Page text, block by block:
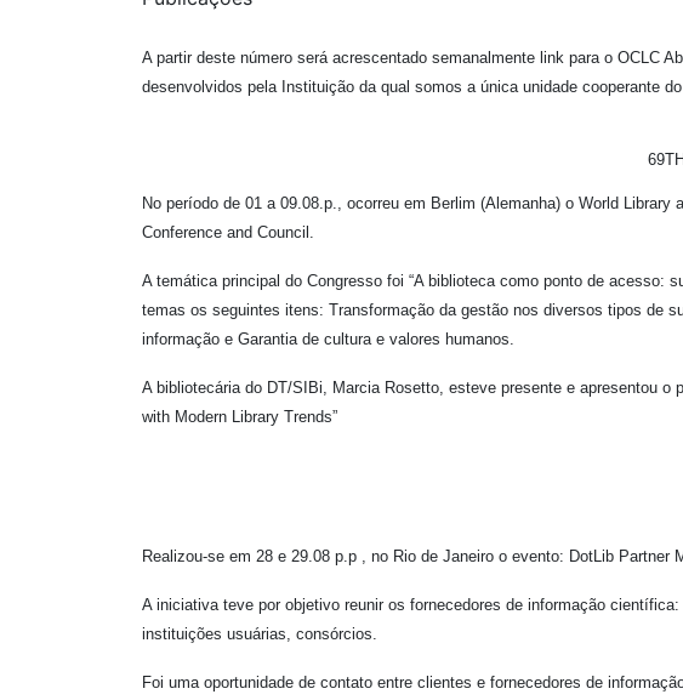
A partir deste número será acrescentado semanalmente link para o OCLC
desenvolvidos pela Instituição da qual somos a única unidade cooperante do
No período de 01 a 09.08.p., ocorreu em Berlim (Alemanha) o World Library
Conference and Council.
A temática principal do Congresso foi “A biblioteca como ponto de acesso:
temas os seguintes itens: Transformação da gestão nos diversos tipos de
informação e Garantia de cultura e valores humanos.
A bibliotecária do DT/SIBi, Marcia Rosetto, esteve presente e apresentou o
with Modern Library Trends”
Realizou-se em 28 e 29.08 p.p , no Rio de Janeiro o evento: DotLib Partner
A iniciativa teve por objetivo reunir os fornecedores de informação
instituições usuárias, consórcios.
Foi uma oportunidade de contato entre clientes e fornecedores de